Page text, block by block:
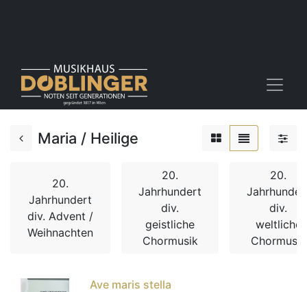
Maria / Heilige
20.
Jahrhundert
div. Advent /
Weihnachten
20.
Jahrhundert
div.
geistliche
Chormusik
20.
div.
weltliche
Chormusik
Ave maris stella